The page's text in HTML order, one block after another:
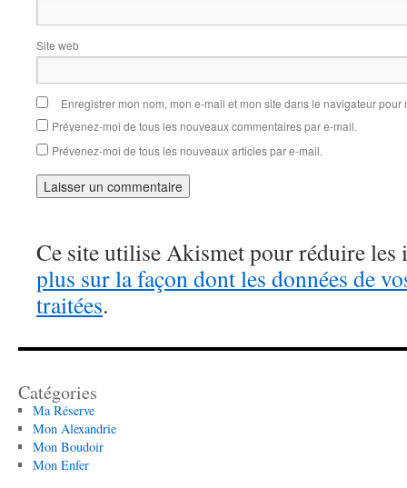
Site web
Enregistrer mon nom, mon e-mail et mon site dans le navigateur
Prévenez-moi de tous les nouveaux commentaires par e-mail.
Prévenez-moi de tous les nouveaux articles par e-mail.
Ce site utilise Akismet pour réduire les
plus sur la façon dont les données de
traitées.
Catégories
Ma Réserve
Mon Alexandrie
Mon Boudoir
Mon Enfer